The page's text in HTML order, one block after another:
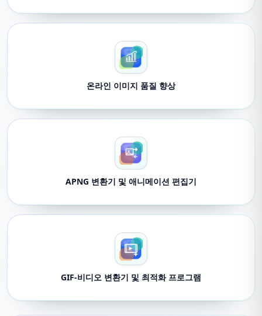
온라인 이미지 품질 향상
APNG 변환기 및 애니메이션 편집기
GIF-비디오 변환기 및 최적화 프로그램